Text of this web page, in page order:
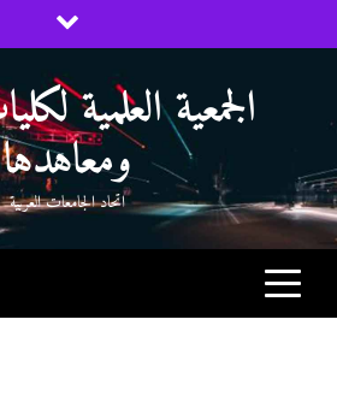
to
الجمعية العلمية
ومعاهدها
اتحاد الجامعات العربية